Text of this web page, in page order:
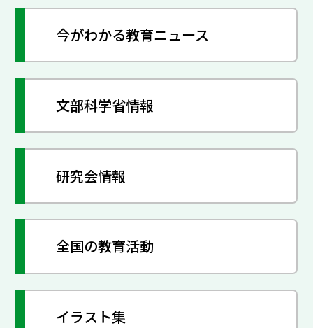
今がわかる教育ニュース
文部科学省情報
研究会情報
全国の教育活動
イラスト集